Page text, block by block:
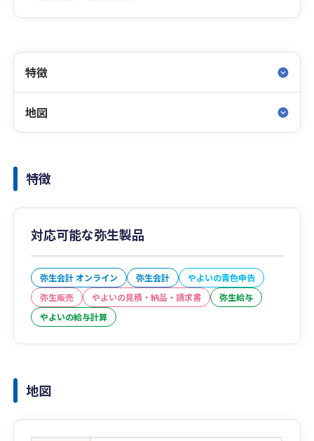
特徴
地図
特徴
対応可能な弥生製品
弥生会計 オンライン 弥生会計
やよいの青色申告
弥生販売
やよいの見積・納品・請求書
弥生給与
やよいの給与計算
地図